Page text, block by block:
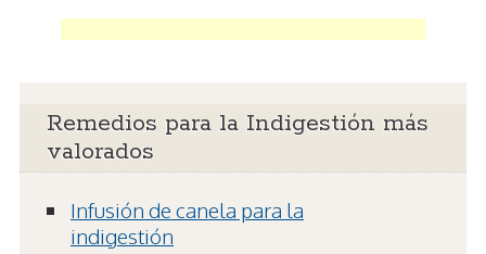
Remedios para la Indigestión más
valorados
Infusión de canela para la
indigestión